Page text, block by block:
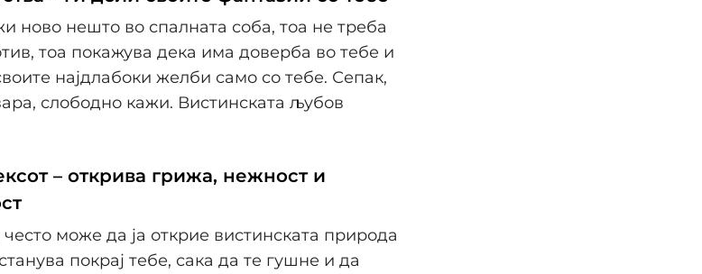
ново нешто во спалната соба, тоа не треба
тоа покажува дека има доверба во тебе и
најдлабоки желби само со тебе. Сепак,
слободно кажи. Вистинската љубов
– открива грижа, нежност и
може да ја открие вистинската природа
покрај тебе, сака да те гушне и да